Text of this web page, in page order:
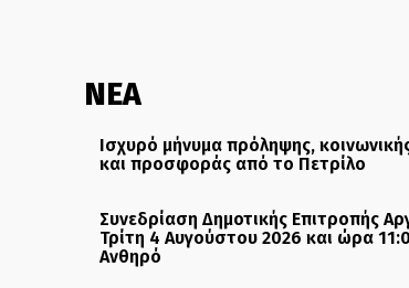
ΝΕΑ
Ισχυρό μήνυμα πρόληψης,
και προσφοράς από το Πετρίλο
Συνεδρίαση Δημοτικής Επιτροπής
Τρίτη 4 Αυγούστου 2026 και ώρα
Ανθηρό